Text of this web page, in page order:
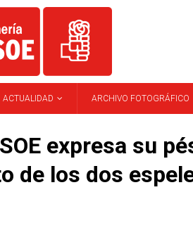
ACTUALIDAD ARCHIVO FOTOGRÁFICO
expresa su
de los dos